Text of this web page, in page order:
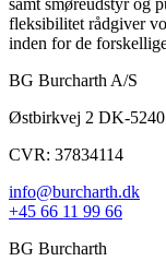
samt smøreudstyr og
fleksibilitet rådgiver
inden for de
BG Burcharth A/S
Østbirkvej 2 DK-
CVR: 37834114
info@burcharth.dk
+45 66 11 99 66
BG Burcharth